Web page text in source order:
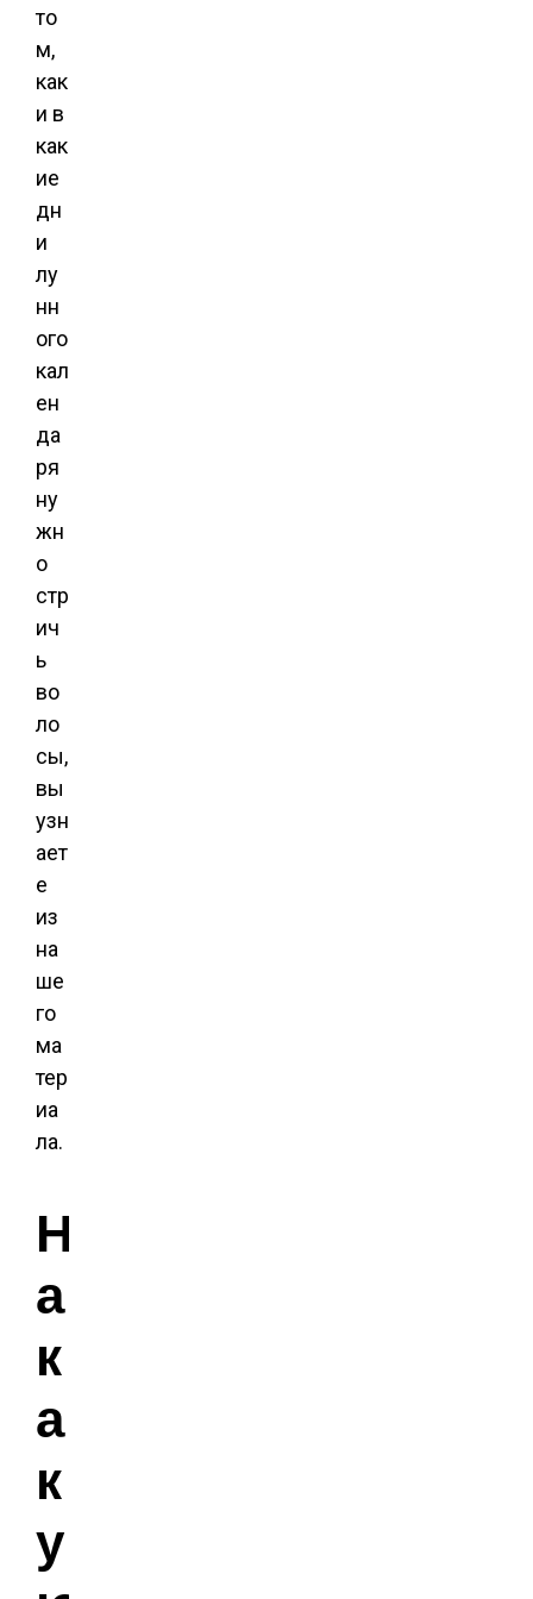
то
м,
как
и в
как
ие
дн
и
лу
нн
ого
кал
ен
да
ря
ну
жн
о
стр
ич
ь
во
ло
сы,
вы
узн
ает
е
из
на
ше
го
ма
тер
иа
ла.
Н
а
к
а
к
у